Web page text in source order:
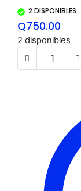
2 DISPONIBLES
Q750.00
2 disponibles